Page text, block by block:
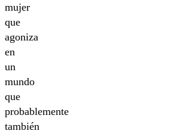
mujer
que
agoniza
en
un
mundo
que
probablemente
también